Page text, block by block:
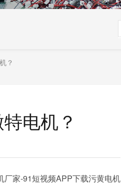
？
电机？
厂家-91短视频APP下载污黄电机